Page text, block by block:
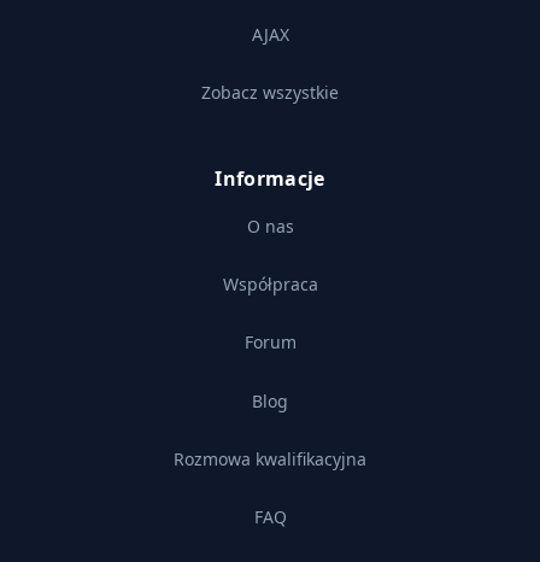
AJAX
Zobacz wszystkie
Informacje
O nas
Współpraca
Forum
Blog
Rozmowa kwalifikacyjna
FAQ